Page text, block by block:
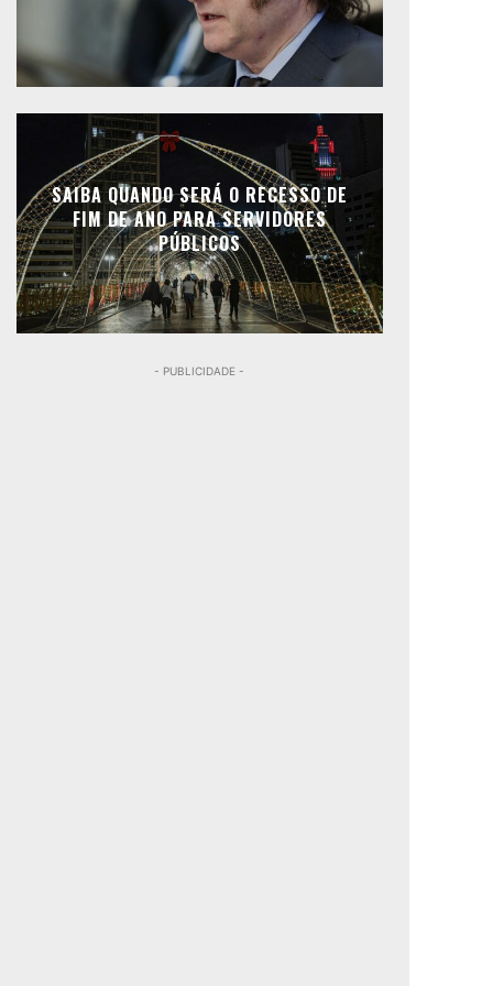
SAIBA QUANDO SERÁ O RECESSO DE
FIM DE ANO PARA SERVIDORES
PÚBLICOS
- PUBLICIDADE -